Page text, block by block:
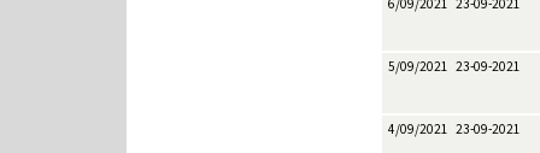
6/09/2021 23-09-2021
5/09/2021 23-09-2021
4/09/2021 23-09-2021